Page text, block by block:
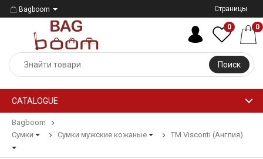
Bagboom Страницы
Поиск
0 0
CATALOGUE
Bagboom
Сумки
Сумки мужские кожаные ТМ Visconti (Англия)